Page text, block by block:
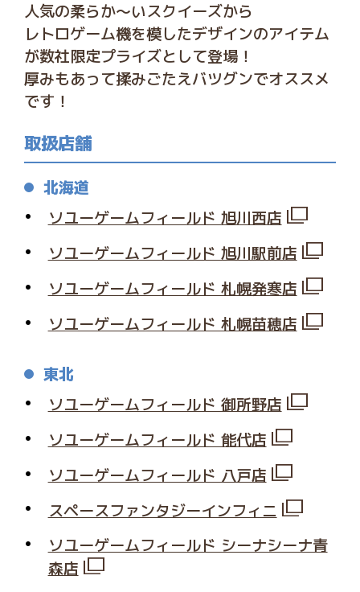
人気の柔らか～いスクイーズから
レトロゲーム機を模したデザインのアイテム
が数社限定プライズとして登場！
厚みもあって揉みごたえバツグンでオススメ
です！
取扱店舗
北海道
ソユーゲームフィールド 旭川西店
ソユーゲームフィールド 旭川駅前店
ソユーゲームフィールド 札幌発寒店
ソユーゲームフィールド 札幌苗穂店
東北
ソユーゲームフィールド 御所野店
ソユーゲームフィールド 能代店
ソユーゲームフィールド 八戸店
スペースファンタジーインフィニ
ソユーゲームフィールド シーナシーナ青
森店